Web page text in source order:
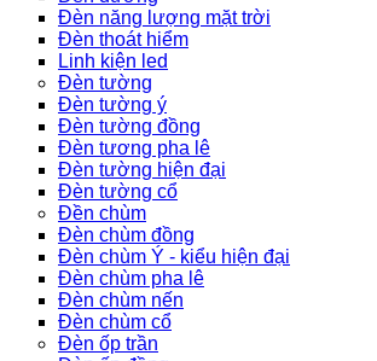
Đèn năng lượng mặt trời
Đèn thoát hiểm
Linh kiện led
Đèn tường
Đèn tường ý
Đèn tường đồng
Đèn tương pha lê
Đèn tường hiện đại
Đèn tường cổ
Đền chùm
Đèn chùm đồng
Đèn chùm Ý - kiểu hiện đại
Đèn chùm pha lê
Đèn chùm nến
Đèn chùm cổ
Đèn ốp trần